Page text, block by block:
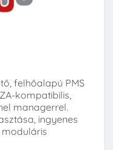
felhőalapú PMS
kompatibilis,
managerrel.
ingyenes